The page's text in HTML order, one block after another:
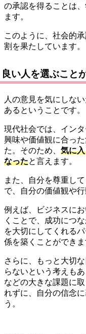
の承認を得ることは
ます。
このように、社会的
割を果たしています。
良い人を選ぶこと
人の意見を気にしない
あるということです。
現代社会では、イン
興味や価値観に合っ
た。そのため、 気に
なったと言えます。
また、自分を尊重し
で、自分の価値観や
例えば、ビジネスに
くことで、成功につ
を大切にしてくれる
係を築くことができま
さらに、もっと大切
らないという考えも
などの大きな課題に
れずに、自分の信念
う。